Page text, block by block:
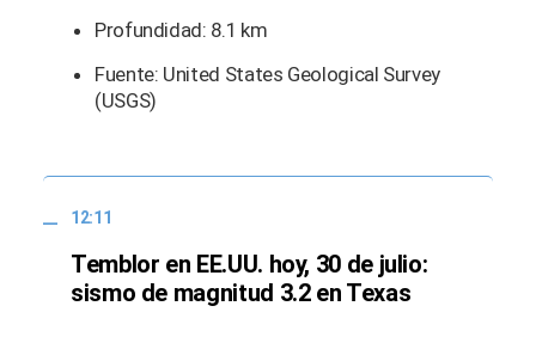
Profundidad: 8.1 km
Fuente: United States Geological Survey
(USGS)
12:11
Temblor en EE.UU. hoy, 30 de julio:
sismo de magnitud 3.2 en Texas